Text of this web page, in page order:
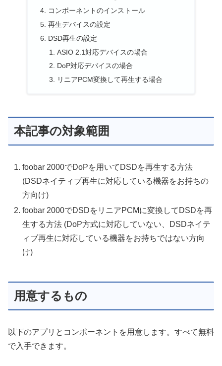
コンポーネントのインストール
再生デバイスの設定
DSD再生の設定
ASIO 2.1対応デバイスの場合
DoP対応デバイスの場合
リニアPCM変換して再生する場合
本記事の対象範囲
foobar 2000でDoPを用いてDSDを再生する方法
(DSDネイティブ再生に対応している機器をお持ちの
方向け)
foobar 2000でDSDをリニアPCMに変換してDSDを再
生する方法 (DoP方式に対応していない、DSDネイテ
ィブ再生に対応している機器をお持ちではない方向
け)
用意するもの
以下のアプリとコンポーネントを用意します。すべて無料
で入手できます。